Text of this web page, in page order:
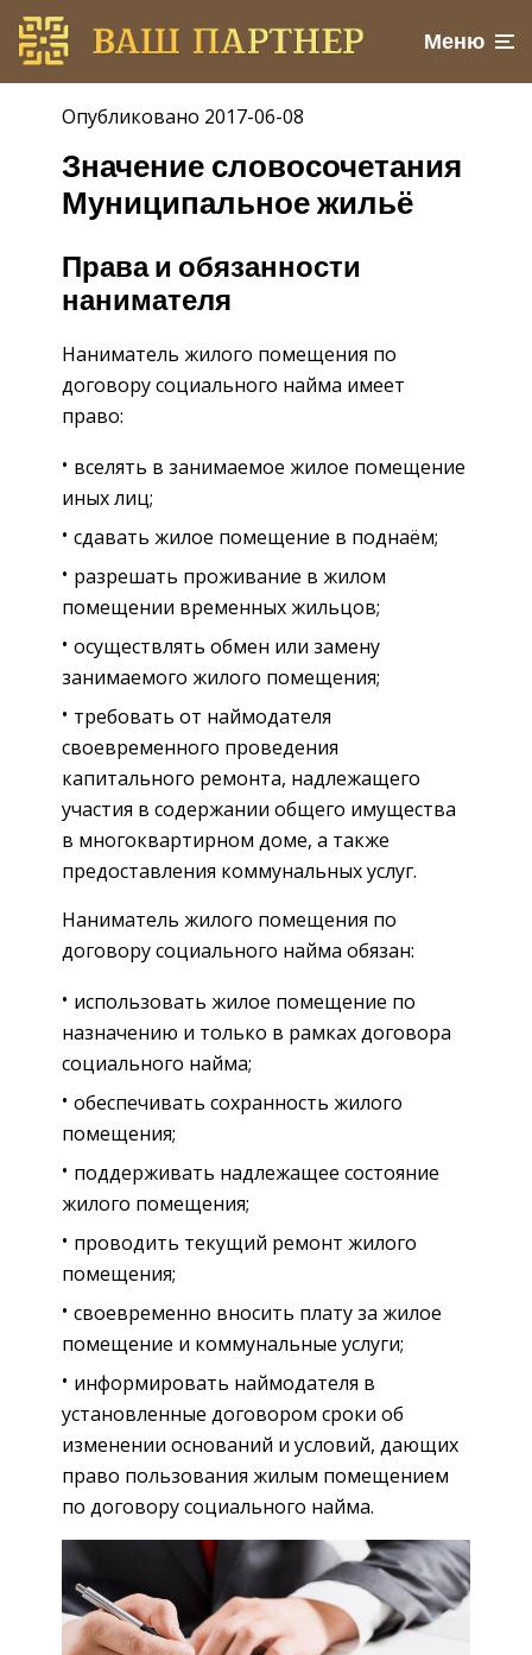
Меню
Опубликовано 2017-06-08
Значение словосочетания
Муниципальное жильё
Права и обязанности
нанимателя
Наниматель жилого помещения по
договору социального найма имеет
право:
вселять в занимаемое жилое помещение
иных лиц;
сдавать жилое помещение в поднаём;
разрешать проживание в жилом
помещении временных жильцов;
осуществлять обмен или замену
занимаемого жилого помещения;
требовать от наймодателя
своевременного проведения
капитального ремонта, надлежащего
участия в содержании общего имущества
в многоквартирном доме, а также
предоставления коммунальных услуг.
Наниматель жилого помещения по
договору социального найма обязан:
использовать жилое помещение по
назначению и только в рамках договора
социального найма;
обеспечивать сохранность жилого
помещения;
поддерживать надлежащее состояние
жилого помещения;
проводить текущий ремонт жилого
помещения;
своевременно вносить плату за жилое
помещение и коммунальные услуги;
информировать наймодателя в
установленные договором сроки об
изменении оснований и условий, дающих
право пользования жилым помещением
по договору социального найма.